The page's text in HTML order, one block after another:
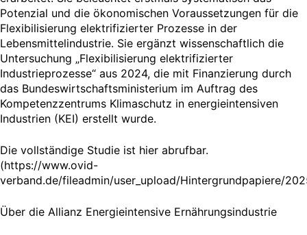
Potenzial und die ökonomischen Voraussetzungen für die
Flexibilisierung elektrifizierter Prozesse in der
Lebensmittelindustrie. Sie ergänzt wissenschaftlich die
Untersuchung „Flexibilisierung elektrifizierter
Industrieprozesse“ aus 2024, die mit Finanzierung durch
das Bundeswirtschaftsministerium im Auftrag des
Kompetenzzentrums Klimaschutz in energieintensiven
Industrien (KEI) erstellt wurde.
Die vollständige Studie ist hier abrufbar.
(https://www.ovid-
verband.de/fileadmin/user_upload/Hintergrundpapiere/
Über die Allianz Energieintensive Ernährungsindustrie